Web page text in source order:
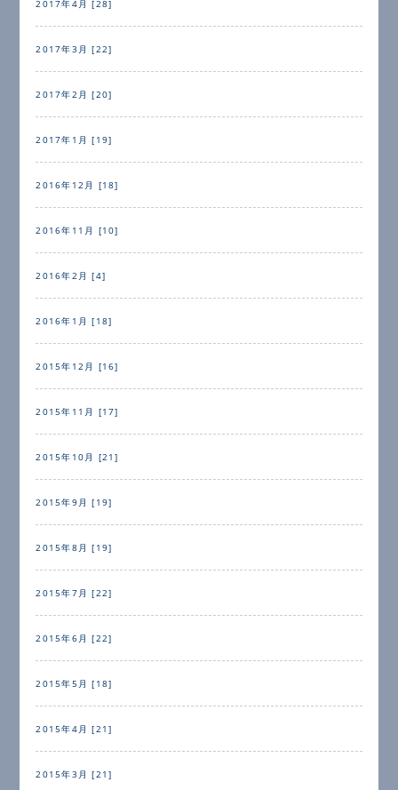
2017年4月 [28]
2017年3月 [22]
2017年2月 [20]
2017年1月 [19]
2016年12月 [18]
2016年11月 [10]
2016年2月 [4]
2016年1月 [18]
2015年12月 [16]
2015年11月 [17]
2015年10月 [21]
2015年9月 [19]
2015年8月 [19]
2015年7月 [22]
2015年6月 [22]
2015年5月 [18]
2015年4月 [21]
2015年3月 [21]